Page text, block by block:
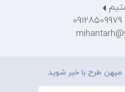
طرح با خبر شوید